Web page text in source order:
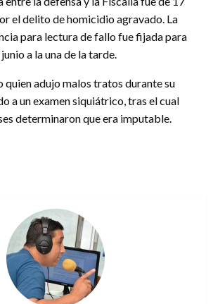
el delito de homicidio agravado. La
para lectura de fallo fue fijada para
a la una de la tarde.
quien adujo malos tratos durante su
a un examen siquiátrico, tras el cual
determinaron que era imputable.